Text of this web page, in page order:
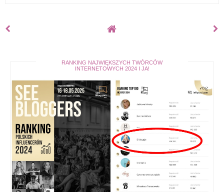
RANKING NAJWIĘKSZYCH TWÓRCÓW
INTERNETOWYCH 2024 I JA!